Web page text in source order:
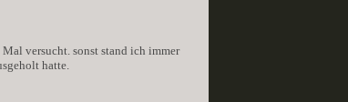
versucht. sonst stand ich immer
hatte.